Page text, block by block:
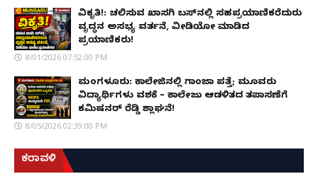
ವಿಕೃತಿ!: ಚಲಿಸುವ ಖಾಸಗಿ ಬಸ್‌ನಲ್ಲಿ ಸಹಪ್ರಯಾಣಿಕರೆದುರು
ವೃದ್ಧನ ಅಸಭ್ಯ ವರ್ತನೆ, ವೀಡಿಯೋ ಮಾಡಿದ
ಪ್ರಯಾಣಿಕರು!
8/01/2026 07:52:00 PM
ಮಂಗಳೂರು: ಕಾಲೇಜಿನಲ್ಲಿ ಗಾಂಜಾ ಪತ್ತೆ; ಮೂವರು
ವಿದ್ಯಾರ್ಥಿಗಳು ವಶಕ್ಕೆ – ಕಾಲೇಜು ಆಡಳಿತದ ತಪಾಸಣೆಗೆ
ಕಮಿಷನರ್ ರೆಡ್ಡಿ ಶ್ಲಾಘನೆ!
8/05/2026 02:39:00 PM
ಕರಾವಳಿ